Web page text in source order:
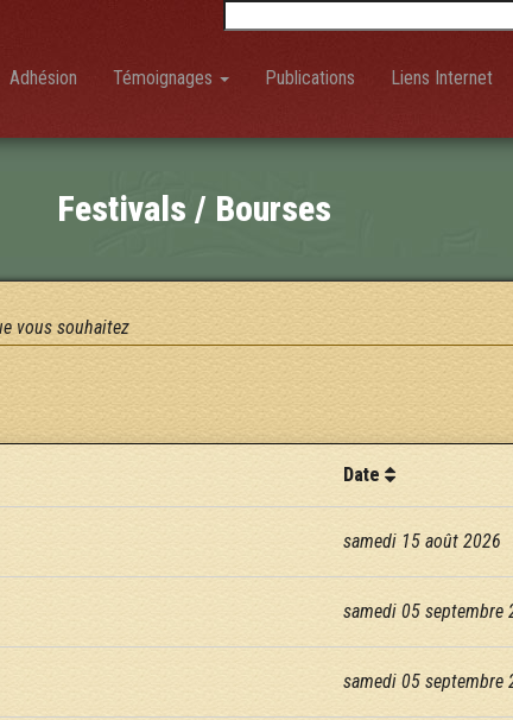
Adhésion Témoignages Publications Liens Internet
Festivals / Bourses
vous souhaitez
Date
samedi 15 août 2026
samedi 05 septembre
samedi 05 septembre